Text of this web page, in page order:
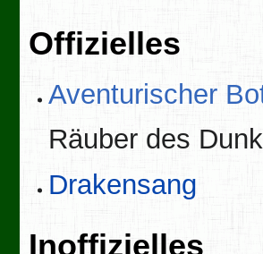
Offizielles
Aventurischer
Räuber des
Drakensang
Inoffizielles